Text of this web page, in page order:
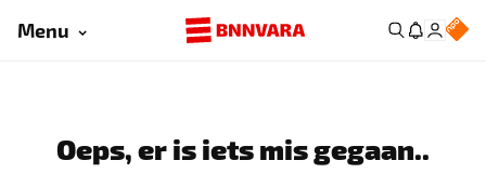
Menu
Oeps, er is iets mis gegaan..